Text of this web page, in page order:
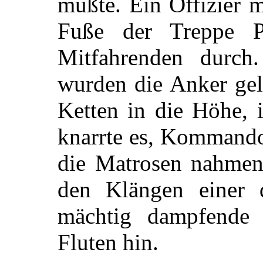
Fuße der Treppe
Mitfahrenden
wurden die Anker
Ketten in die Höhe,
knarrte es,
die Matrosen
den Klängen einer
mächtig
Fluten hin.